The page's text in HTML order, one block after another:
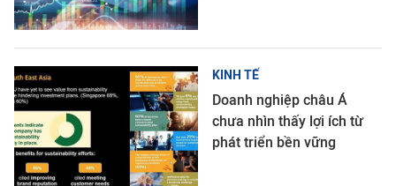
KINH TẾ
Doanh nghiệp châu Á
chưa nhìn thấy lợi ích từ
phát triển bền vững